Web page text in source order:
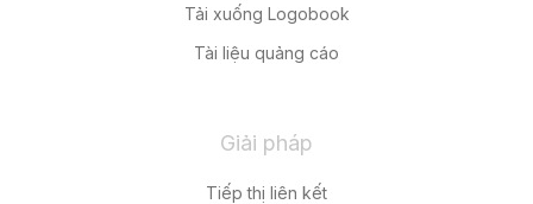
Tải xuống Logobook
Tài liệu quảng cáo
Giải pháp
Tiếp thị liên kết